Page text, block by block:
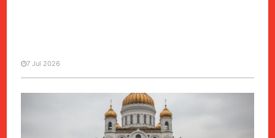
MANCHETE
Defesa | China e Rússia iniciam
exercícios conjuntos no mar
7 Jul 2026